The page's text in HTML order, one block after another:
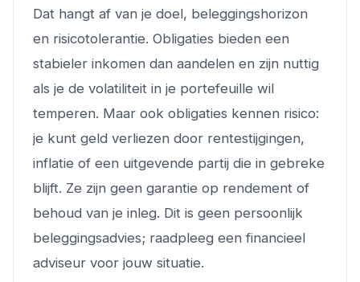
Dat hangt af van je doel, beleggingshorizon
en risicotolerantie. Obligaties bieden een
stabieler inkomen dan aandelen en zijn nuttig
als je de volatiliteit in je portefeuille wil
temperen. Maar ook obligaties kennen risico:
je kunt geld verliezen door rentestijgingen,
inflatie of een uitgevende partij die in gebreke
blijft. Ze zijn geen garantie op rendement of
behoud van je inleg. Dit is geen persoonlijk
beleggingsadvies; raadpleeg een financieel
adviseur voor jouw situatie.